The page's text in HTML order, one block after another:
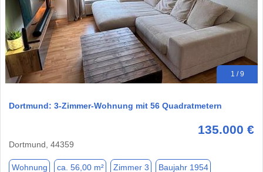
1 / 9
Dortmund: 3-Zimmer-Wohnung mit 56 Quadratmetern
135.000 €
Dortmund, 44359
Wohnung ca. 56,00 m² Zimmer 3 Baujahr 1954